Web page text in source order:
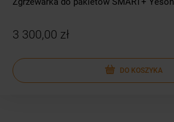
3 300,00 zł
DO KOSZYKA